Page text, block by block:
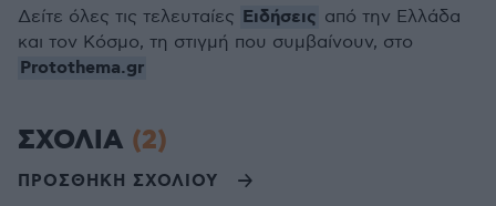
Δείτε όλες τις τελευταίες Ειδήσεις από την Ελλάδα
και τον Κόσμο, τη στιγμή που συμβαίνουν, στο
Protothema.gr
ΣΧΟΛΙΑ (2)
ΠΡΟΣΘΗΚΗ ΣΧΟΛΙΟΥ